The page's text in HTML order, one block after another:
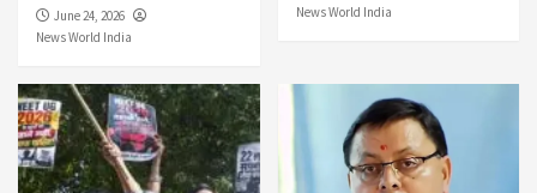
June 24, 2026
News World India
News World India